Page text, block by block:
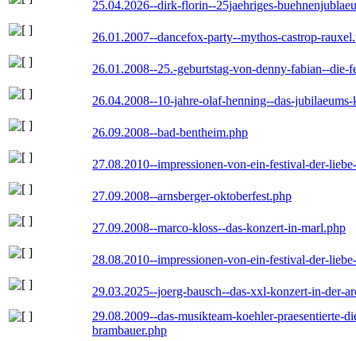
25.04.2026--dirk-florin--25jaehriges-
26.01.2007--dancefox-party--mythos-castrop-
26.01.2008--25.-geburtstag-von-denny-fabian--die-
26.04.2008--10-jahre-olaf-henning--das-
26.09.2008--bad-bentheim.php
27.08.2010--impressionen-von-ein-festival-der-
27.09.2008--arnsberger-oktoberfest.php
27.09.2008--marco-kloss--das-konzert-in-marl.php
28.08.2010--impressionen-von-ein-festival-der-
29.03.2025--joerg-bausch--das-xxl-konzert-in-der-
29.08.2009--das-musikteam-koehler-praesentierte-
brambauer.php